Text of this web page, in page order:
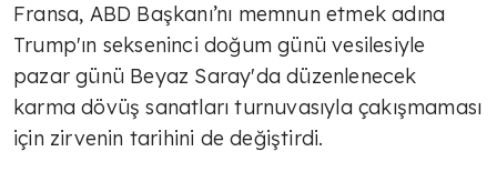
Fransa, ABD Başkanı’nı memnun etmek adına
Trump'ın sekseninci doğum günü vesilesiyle
pazar günü Beyaz Saray'da düzenlenecek
karma dövüş sanatları turnuvasıyla çakışmaması
için zirvenin tarihini de değiştirdi.